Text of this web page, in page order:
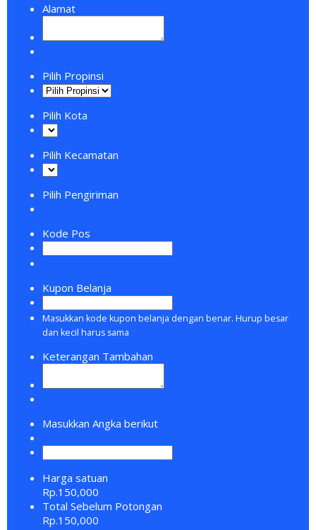
Alamat
Pilih Propinsi
Pilih Kota
Pilih Kecamatan
Pilih Pengiriman
Kode Pos
Kupon Belanja
Masukkan kode kupon belanja dengan benar. Hurup besar
dan kecil harus sama
Keterangan Tambahan
Masukkan Angka berikut
Harga satuan
Rp.150,000
Total Sebelum Potongan
Rp.150,000